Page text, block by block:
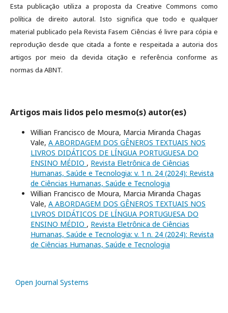
Esta publicação utiliza a proposta da Creative Commons como
política de direito autoral. Isto significa que todo e qualquer
material publicado pela Revista Fasem Ciências é livre para cópia e
reprodução desde que citada a fonte e respeitada a autoria dos
artigos por meio da devida citação e referência conforme as
normas da ABNT.
Artigos mais lidos pelo mesmo(s) autor(es)
Willian Francisco de Moura, Marcia Miranda Chagas
Vale, A ABORDAGEM DOS GÊNEROS TEXTUAIS NOS
LIVROS DIDÁTICOS DE LÍNGUA PORTUGUESA DO
ENSINO MÉDIO , Revista Eletrônica de Ciências
Humanas, Saúde e Tecnologia: v. 1 n. 24 (2024): Revista
de Ciências Humanas, Saúde e Tecnologia
Willian Francisco de Moura, Marcia Miranda Chagas
Vale, A ABORDAGEM DOS GÊNEROS TEXTUAIS NOS
LIVROS DIDÁTICOS DE LÍNGUA PORTUGUESA DO
ENSINO MÉDIO , Revista Eletrônica de Ciências
Humanas, Saúde e Tecnologia: v. 1 n. 24 (2024): Revista
de Ciências Humanas, Saúde e Tecnologia
Open Journal Systems